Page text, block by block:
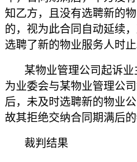
知乙方，且没有选聘新的
的，视为此合同自动延续
选聘了新的物业服务人时止
某物业管理公司起诉
为业委会与某物业管理公
后，未及时选聘新的物业
故其拒绝交纳合同期满后的
裁判结果